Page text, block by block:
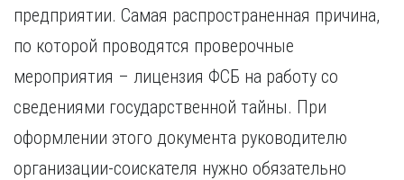
К
Казань
Калининград
Калуга
Кемерово
Краснодар
Красноярск
Томск
Тула
Тюмень
У
Ульяновск
Уфа
предприятии. Самая распространенная причина,
по которой проводятся проверочные
мероприятия – лицензия ФСБ на работу со
сведениями государственной тайны. При
оформлении этого документа руководителю
организации-соискателя нужно обязательно